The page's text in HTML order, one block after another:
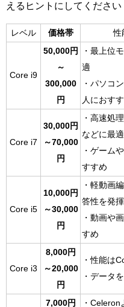
えるヒントにしてください
レベル 価格帯 性
Core i9
50,000円
～
300,000
円
・最上位
適
・パソコ
人におす
Core i7
30,000円
～70,000
円
・高速処
などに最適
・ゲーム
すすめ
Core i5
10,000円
～30,000
円
・軽動画
答性を発
・動画や
すめ
Core i3
8,000円
～20,000
円
・性能は
・データ
7,000円 ・